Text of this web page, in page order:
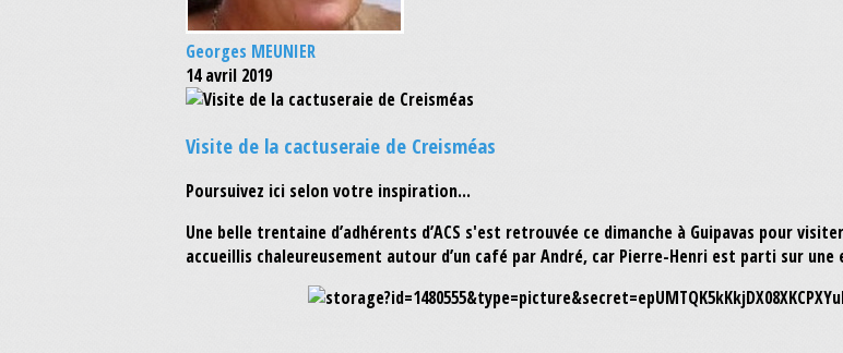
Georges MEUNIER
14 avril 2019
Visite de la cactuseraie de Creisméas
Poursuivez ici selon votre inspiration...
Une belle trentaine d’adhérents d’ACS s'est retrouvée ce dimanche à Guipavas pour
accueillis chaleureusement autour d’un café par André, car Pierre-Henri est parti sur